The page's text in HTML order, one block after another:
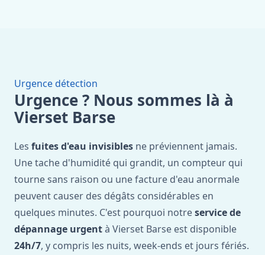
Urgence détection
Urgence ? Nous sommes là à
Vierset Barse
Les fuites d'eau invisibles ne préviennent jamais.
Une tache d'humidité qui grandit, un compteur qui
tourne sans raison ou une facture d'eau anormale
peuvent causer des dégâts considérables en
quelques minutes. C'est pourquoi notreservice de
dépannage urgentà Vierset Barse est disponible
24h/7, y compris les nuits, week-ends et jours fériés.